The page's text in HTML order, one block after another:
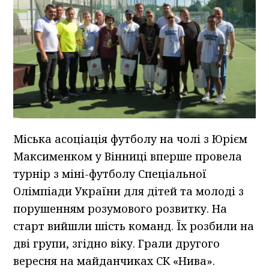
Міська асоціація футболу на чолі з Юрієм
Максименком у Вінниці вперше провела
турнір з міні-футболу Спеціальної
Олімпіади України для дітей та молоді з
порушенням розумового розвитку. На
старт вийшли шість команд. Їх розбили на
дві групи, згідно віку. Грали другого
вересня на майданчиках СК «Нива».